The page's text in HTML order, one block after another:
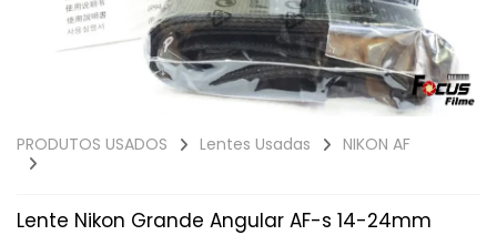
PRODUTOS USADOS Lentes Usadas NIKON AF
Lente Nikon Grande Angular AF-s 14-24mm